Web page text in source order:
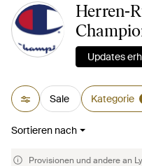
Herren-
Updates
Sale Kategorie
Sortieren nach
Provisionen und andere an